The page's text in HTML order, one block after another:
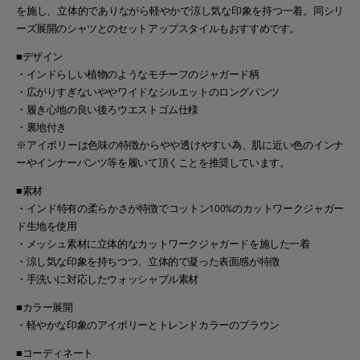
を施し、立体的でありながら軽やかで涼し気な印象を持つ一着。同シリ
ーズ展開のシャツとのセットアップスタイルもおすすめです。
■デザイン
・インドらしい植物のようなモチーフのジャガード柄
・広がりすぎないややワイドなシルエットのロングパンツ
・履き心地の良い後ろウエストゴム仕様
・裏地付き
※アイボリーは色味の特徴からやや透けやすい為、肌に近い色のインナ
ーやインナーパンツ等を履いて頂くことを推奨しています。
■素材
・インド特有の柔らかさが特徴でコットン100%のカットワークジャガー
ド生地を使用
・メッシュ素材に立体的なカットワークジャガードを施した一着
・涼し気な印象を持ちつつ、立体的で凝った表面感が特徴
・手洗いに対応したウォッシャブル素材
■カラー展開
・軽やかな印象のアイボリーとトレンドカラーのブラウン
■コーディネート